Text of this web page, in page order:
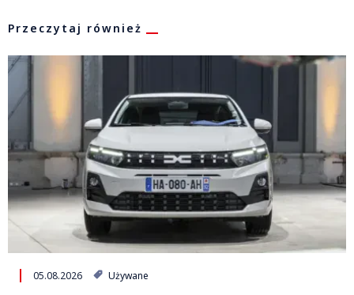
Przeczytaj również
05.08.2026 Używane